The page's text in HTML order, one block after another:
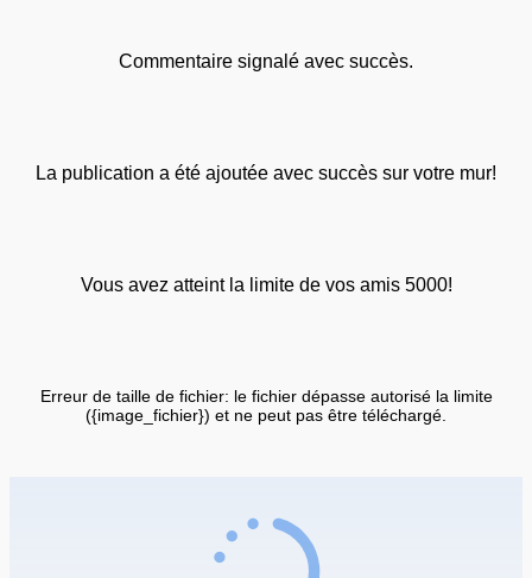
Commentaire signalé avec succès.
La publication a été ajoutée avec succès sur votre mur!
Vous avez atteint la limite de vos amis 5000!
Erreur de taille de fichier: le fichier dépasse autorisé la limite
({image_fichier}) et ne peut pas être téléchargé.